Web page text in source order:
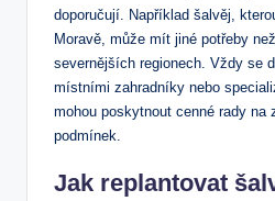
doporučují. Například šalvěj,
Moravě, může ‌mít jiné potřeby
severnějších regionech. Vždy se
místními zahradníky nebo
⁣mohou poskytnout‌ cenné rady na
podmínek.
Jak replantovat